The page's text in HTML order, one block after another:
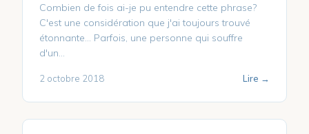
Combien de fois ai-je pu entendre cette phrase?
C'est une considération que j'ai toujours trouvé
étonnante... Parfois, une personne qui souffre
d'un...
2 octobre 2018 Lire →